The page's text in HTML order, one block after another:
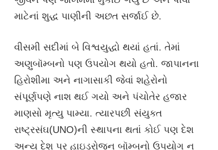
માટેનાં શુદ્ધ પાણીની અછત સર્જાઈ છે.
વીસમી સદીમાં બે વિશ્વયુદ્ધો થયાં હતાં. તેમાં
અણુબૉમ્બનો પણ ઉપયોગ થયો હતો. જાપાનના
હિરોશીમા અને નાગાસાકી જેવાં શહેરોનો
સંપૂર્ણપણે નાશ થઈ ગયો અને પંચોતેર હજાર
માણસો મૃત્યુ પામ્યા. ત્યારપછી સંયુક્ત
રાષ્ટ્રસંઘ(UNO)ની સ્થાપના થતાં કોઈ પણ દેશ
અન્ય દેશ પર હાઇડ્રોજન બૉમ્બનો ઉપયોગ ન